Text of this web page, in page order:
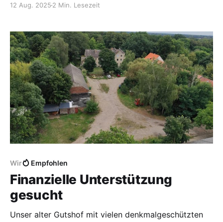
12 Aug. 2025 2 Min. Lesezeit
Wir Empfohlen
Finanzielle Unterstützung
gesucht
Unser alter Gutshof mit vielen denkmalgeschützten